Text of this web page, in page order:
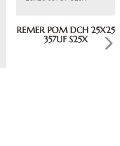
REMER POM DCH 25X25
357UF S25X